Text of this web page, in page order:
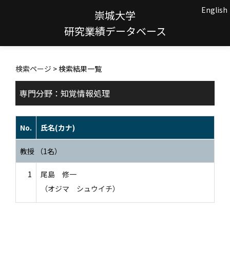
崇城大学
研究業績データベース
English
検索ページ > 検索結果一覧
専門分野：知覚情報処理
No. 氏名(カナ)
教授 （1名）
1
尾島 修一
（オジマ シュウイチ）